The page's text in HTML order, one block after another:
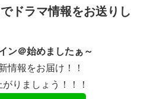
ドラマ情報をお送りし
ン＠始めましたぁ～
情報をお届け！！
りましょう！！！